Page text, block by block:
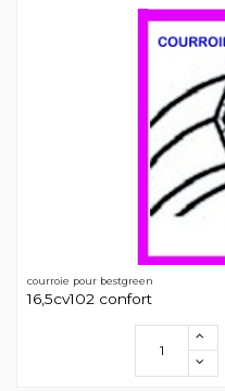
courroie pour bestgreen
16,5cv102 confort